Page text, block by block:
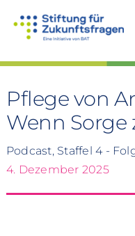
Inhalt
Pflege von
Wenn Sorge
Podcast, Staffel 4 -
4. Dezember 2025